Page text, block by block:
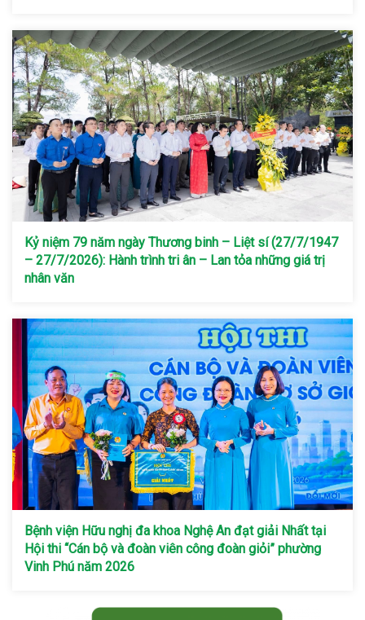
Kỷ niệm 79 năm ngày Thương binh – Liệt sí (27/7/1947
– 27/7/2026): Hành trình tri ân – Lan tỏa những giá trị
nhân văn
Bệnh viện Hữu nghị đa khoa Nghệ An đạt giải Nhất tại
Hội thi “Cán bộ và đoàn viên công đoàn giỏi” phường
Vinh Phú năm 2026